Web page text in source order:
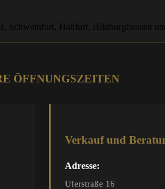
Schweinfurt, Haßfurt, Hildburghausen
ÖFFNUNGSZEITEN
Verkauf und
Adresse:
Uferstraße 16